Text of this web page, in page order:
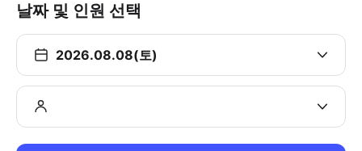
날짜 및 인원 선택
2026.08.08(토)